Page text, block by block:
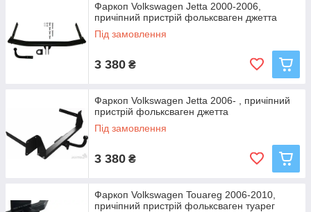
Фаркоп Volkswagen Jetta 2000-2006,
причіпний пристрій фольксваген джетта
Під замовлення
3 380 ₴
Фаркоп Volkswagen Jetta 2006- , причіпний
пристрій фольксваген джетта
Під замовлення
3 380 ₴
Фаркоп Volkswagen Touareg 2006-2010,
причіпний пристрій фольксваген туарег